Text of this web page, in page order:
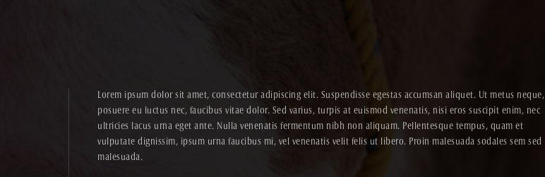
Lorem ipsum dolor sit amet, consectetur adipiscing elit. Suspendisse egestas accumsan aliquet. Ut metus neque,
posuere eu luctus nec, faucibus vitae dolor. Sed varius, turpis at euismod venenatis, nisi eros suscipit enim, nec
ultricies lacus urna eget ante. Nulla venenatis fermentum nibh non aliquam. Pellentesque tempus, quam et
vulputate dignissim, ipsum urna faucibus mi, vel venenatis velit felis ut libero. Proin malesuada sodales sem sed
malesuada.